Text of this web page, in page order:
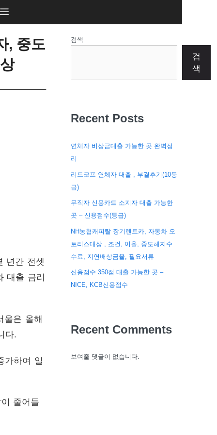
, 중도
년간 전셋
대출 금리
울은 올해
다.
가하여 일
줄어들
검색
검
색
Recent Posts
연체자 비상금대출 가능한 곳 완벽정
리
리드코프 연체자 대출 , 부결후기(10등
급)
무직자 신용카드 소지자 대출 가능한
곳 – 신용점수(등급)
NH농협캐피탈 장기렌트카, 자동차 오
토리스대상 , 조건, 이율, 중도해지수
수료, 지연배상금율, 필요서류
신용점수 350점 대출 가능한 곳 –
NICE, KCB신용점수
Recent Comments
보여줄 댓글이 없습니다.